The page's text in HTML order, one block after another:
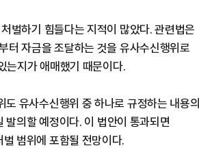
벌하기 힘들다는 지적이 많았다. 관련법은
터 자금을 조달하는 것을 유사수신행위로
는지가 애매했기 때문이다.
유사수신행위 중 하나로 규정하는 내용의
의할 예정이다. 이 법안이 통과되면
범위에 포함될 전망이다.